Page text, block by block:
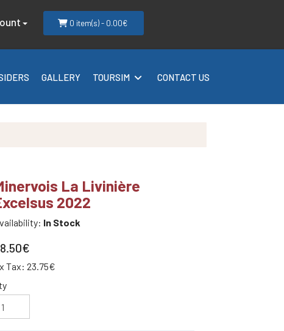
0 item(s) - 0.00€
GALLERY TOURSIM CONTACT US
La Livinière
2022
In Stock
Tax: 23.75€